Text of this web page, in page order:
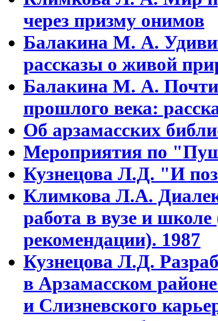
через призму онимов
Балакина М. А.
рассказы о живой
Балакина М. А. Почти
прошлого века:
Об арзамасских
Мероприятия по
Кузнецова Л.Д. "И
Климкова Л.А.
работа в вузе и
рекомендации). 1987
Кузнецова Л.Д.
в Арзамасском
и Слизневского